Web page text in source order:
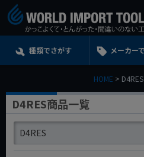
種類でさがす メーカー
HOME
D4RES商品一覧